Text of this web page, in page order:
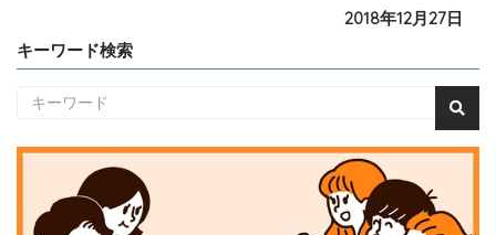
2018年12月27日
キーワード検索